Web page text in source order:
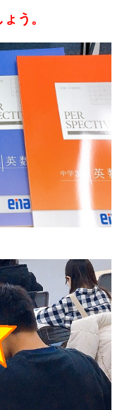
う。